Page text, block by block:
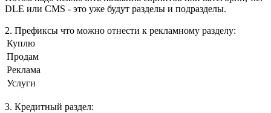
DLE или CMS - это уже будут разделы и подразделы.
2. Префиксы что можно отнести к рекламному разделу:
Куплю
Продам
Реклама
Услуги
3. Кредитный раздел: